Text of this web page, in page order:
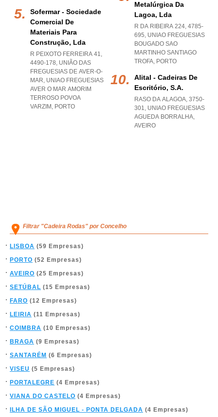
Sofermar - Sociedade
Comercial De
Materiais Para
Construção, Lda
R PEIXOTO FERREIRA 41,
4490-178, UNIÃO DAS
FREGUESIAS DE AVER-O-
MAR, UNIAO FREGUESIAS
AVER O MAR AMORIM
TERROSO POVOA
VARZIM , PORTO
Metalúrgica Da
Lagoa, Lda
R DA RIBEIRA 224, 4785-
695, UNIAO FREGUESIAS
BOUGADO SAO
MARTINHO SANTIAGO
TROFA, PORTO
Alital - Cadeiras De
Escritório, S.a.
RASO DA ALAGOA, 3750-
301, UNIAO FREGUESIAS
AGUEDA BORRALHA,
AVEIRO
Filtrar "Cadeira Rodas" por Concelho
LISBOA (59 Empresas)
PORTO (52 Empresas)
AVEIRO (25 Empresas)
SETÚBAL (15 Empresas)
FARO (12 Empresas)
LEIRIA (11 Empresas)
COIMBRA (10 Empresas)
BRAGA (9 Empresas)
SANTARÉM (6 Empresas)
VISEU (5 Empresas)
PORTALEGRE (4 Empresas)
VIANA DO CASTELO (4 Empresas)
ILHA DE SÃO MIGUEL - PONTA DELGADA (4 Empresas)